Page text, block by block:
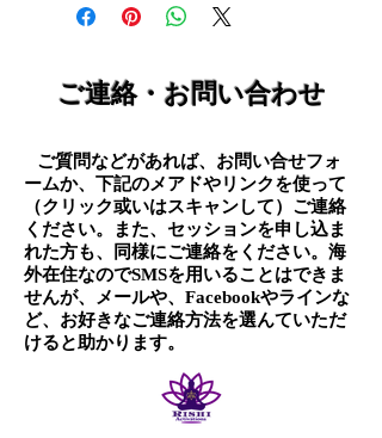
ご連絡・お問い合わせ
ご質問などがあれば、お問い合せフォ
ームか、下記のメアドやリンクを使って
（クリック或いはスキャンして）ご連絡
ください。また、セッションを申し込ま
れた方も、同様にご連絡をください。海
外在住なのでSMSを用いることはできま
せんが、メールや、Facebookやラインな
ど、お好きなご連絡方法を選んていただ
けると助かります。